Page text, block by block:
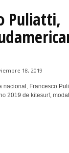
Puliatti,
18, 2019
Francesco
2019 de kitesurf,